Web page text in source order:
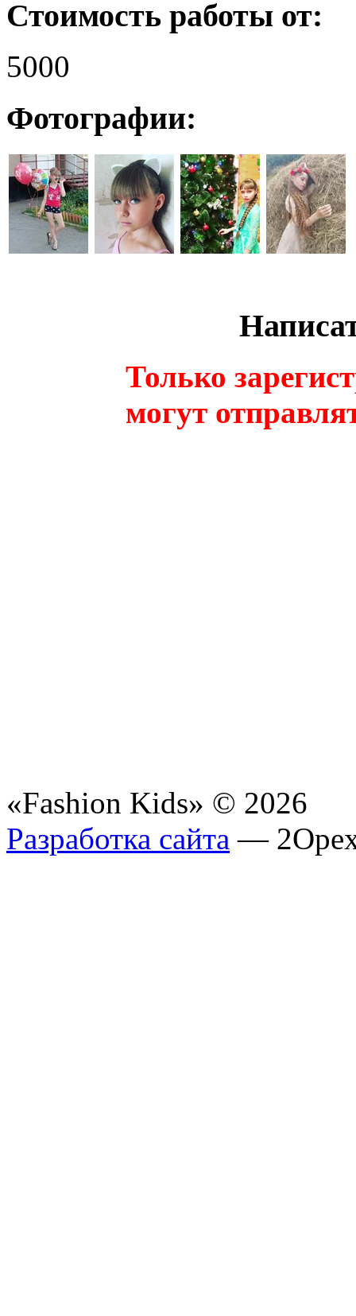
Стоимость работы от:
5000
Фотографии:
Только
могут
«Fashion Kids» © 2026
Разработка сайта —